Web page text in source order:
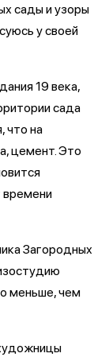
сады и узоры
у своей
19 века,
сада
что на
цемент. Это
времени
Загородных
меньше, чем